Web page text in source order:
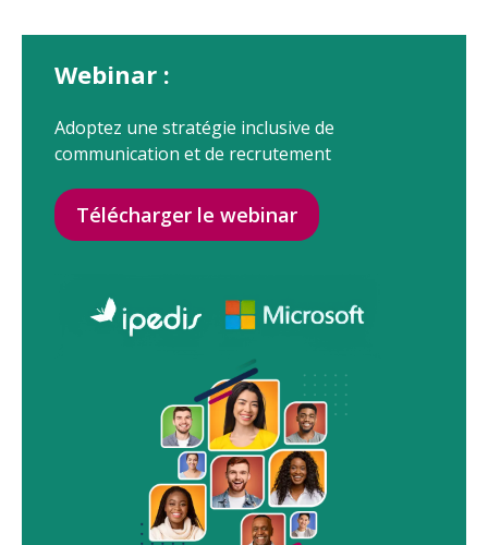
Webinar :
Adoptez une stratégie inclusive de
communication et de recrutement
Télécharger le webinar